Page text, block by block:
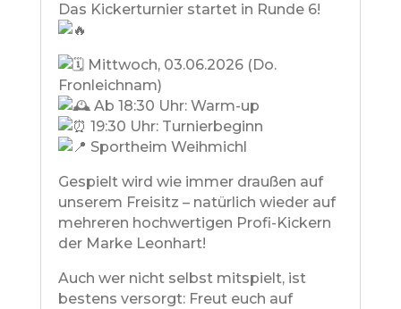
Das Kickerturnier startet in Runde 6!
Mittwoch, 03.06.2026 (Do.
Fronleichnam)
Ab 18:30 Uhr: Warm-up
19:30 Uhr: Turnierbeginn
Sportheim Weihmichl
Gespielt wird wie immer draußen auf
unserem Freisitz – natürlich wieder auf
mehreren hochwertigen Profi-Kickern
der Marke Leonhart!
Auch wer nicht selbst mitspielt, ist
bestens versorgt: Freut euch auf